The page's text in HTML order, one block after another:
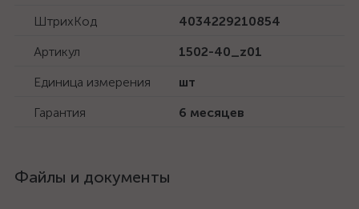
ШтрихКод
4034229210854
Артикул
1502-40_z01
Единица измерения
шт
Гарантия
6 месяцев
Файлы и документы